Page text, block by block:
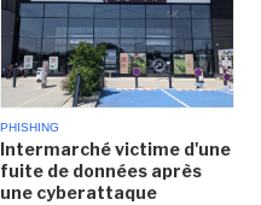
PHISHING
Intermarché victime d'une
fuite de données après
une cyberattaque